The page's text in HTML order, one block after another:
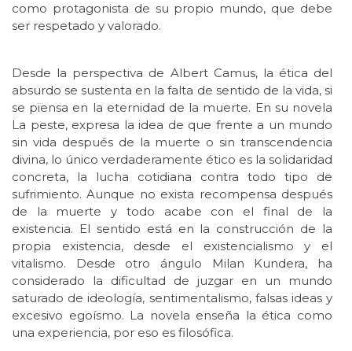
como protagonista de su propio mundo, que debe
ser respetado y valorado.
Desde la perspectiva de Albert Camus, la ética del
absurdo se sustenta en la falta de sentido de la vida, si
se piensa en la eternidad de la muerte. En su novela
La peste, expresa la idea de que frente a un mundo
sin vida después de la muerte o sin transcendencia
divina, lo único verdaderamente ético es la solidaridad
concreta, la lucha cotidiana contra todo tipo de
sufrimiento. Aunque no exista recompensa después
de la muerte y todo acabe con el final de la
existencia. El sentido está en la construcción de la
propia existencia, desde el existencialismo y el
vitalismo. Desde otro ángulo Milan Kundera, ha
considerado la dificultad de juzgar en un mundo
saturado de ideología, sentimentalismo, falsas ideas y
excesivo egoísmo. La novela enseña la ética como
una experiencia, por eso es filosófica.